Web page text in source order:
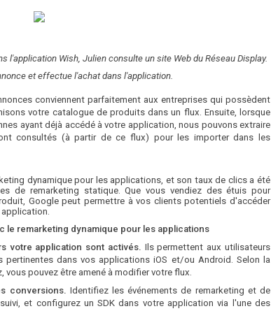
l'application Wish, Julien consulte un site Web du Réseau Display.
et effectue l'achat dans l'application.
conviennent parfaitement aux entreprises qui possèdent
votre catalogue de produits dans un flux. Ensuite, lorsque
ayant déjà accédé à votre application, nous pouvons extraire
consultés (à partir de ce flux) pour les importer dans les
dynamique pour les applications, et son taux de clics a été
de remarketing statique. Que vous vendiez des étuis pour
Google peut permettre à vos clients potentiels d'accéder
le remarketing dynamique pour les applications
votre application sont activés. Ils permettent aux utilisateurs
dans vos applications iOS et/ou Android. Selon la
pouvez être amené à modifier votre flux.
conversions. Identifiez les événements de remarketing et de
et configurez un SDK dans votre application via l'une des